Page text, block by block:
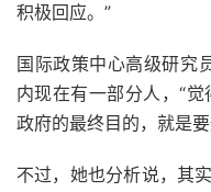
积极回应。”
国际政策中心高级研究
内现在有一部分人，“
政府的最终目的，就是
不过，她也分析说，其